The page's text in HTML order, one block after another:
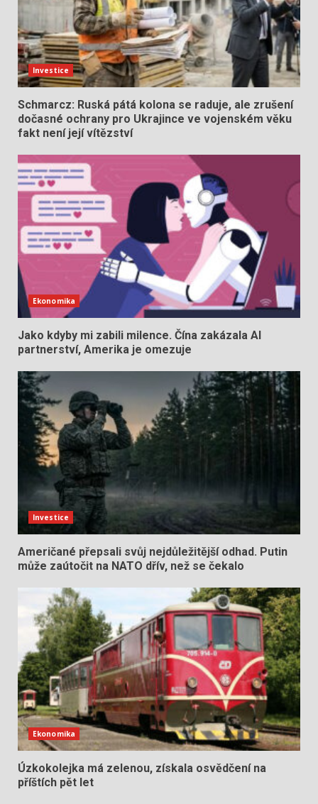
Investice
Schmarcz: Ruská pátá kolona se raduje, ale zrušení
dočasné ochrany pro Ukrajince ve vojenském věku
fakt není její vítězství
Ekonomika
Jako kdyby mi zabili milence. Čína zakázala AI
partnerství, Amerika je omezuje
Investice
Američané přepsali svůj nejdůležitější odhad. Putin
může zaútočit na NATO dřív, než se čekalo
Ekonomika
Úzkokolejka má zelenou, získala osvědčení na
příštích pět let